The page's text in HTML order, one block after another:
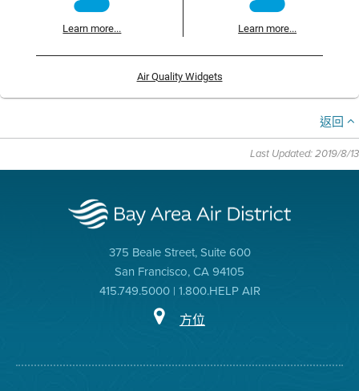
Learn more... Learn more...
Air Quality Widgets
返回
Last Updated: 2019/8/13
375 Beale Street, Suite 600
San Francisco, CA 94105
415.749.5000 | 1.800.HELP AIR
方位